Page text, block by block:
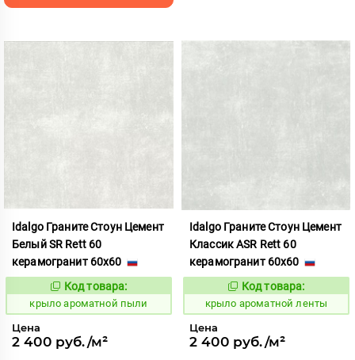
Idalgo Граните Стоун Цемент
Белый SR Rett 60
керамогранит 60x60
828451
Код товара:
крыло ароматной пыли
Цена
2 400 руб./м²
Idalgo Граните Стоун Цемент
Классик ASR Rett 60
керамогранит 60x60
828418
Код товара:
крыло ароматной ленты
Цена
2 400 руб./м²